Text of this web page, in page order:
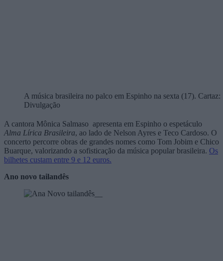
A música brasileira no palco em Espinho na sexta (17). Cartaz:
Divulgação
A cantora Mônica Salmaso apresenta em Espinho o espetáculo
Alma Lírica Brasileira, ao lado de Nelson Ayres e Teco Cardoso. O
concerto percorre obras de grandes nomes como Tom Jobim e Chico
Buarque, valorizando a sofisticação da música popular brasileira. Os
bilhetes custam entre 9 e 12 euros.
Ano novo tailandês